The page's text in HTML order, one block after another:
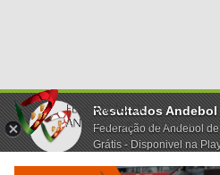
Resultados Andebol
Federação de Andebol
Grátis - Disponivel na